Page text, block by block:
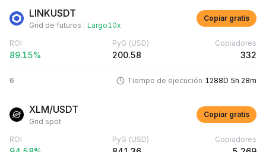
LINKUSDT
Grid de futuros Largo10x
Copiar gratis
ROI
89.15%
PyG (USD)
200.58
Copiadores
332
6 Tiempo de ejecución 1288D 5h 28m
XLM/USDT
Grid spot
Copiar gratis
ROI PyG (USD) Copiadores